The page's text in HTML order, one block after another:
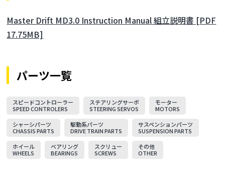
Master Drift MD3.0 Instruction Manual 組立説明書 [PDF
17.75MB]
パーツ一覧
スピードコントローラー
SPEED CONTROLERS
ステアリングサーボ
STEERING SERVOS
モーター
MOTORS
シャーシパーツ
CHASSIS PARTS
駆動系パーツ
DRIVE TRAIN PARTS
サスペンションパーツ
SUSPENSION PARTS
ホイール
WHEELS
ベアリング
BEARINGS
スクリュー
SCREWS
その他
OTHER